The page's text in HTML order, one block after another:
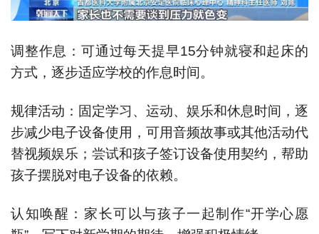
调整作息：可通过每天提早15分钟就寝和起床的
方式，逐步适应学校的作息时间。
规律活动：固定学习、运动、娱乐和休息时间，逐
步减少电子设备使用，可用音频故事或其他活动代
替视频娱乐；尝试和孩子签订设备使用契约，帮助
孩子摆脱对电子设备的依赖。
认知唤醒：家长可以与孩子一起制作“开学心愿